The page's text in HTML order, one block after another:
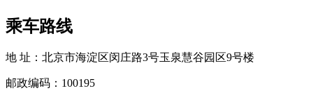
乘车路线
地 址：北京市海淀区闵庄路3号玉泉慧谷园区9号楼
邮政编码：100195